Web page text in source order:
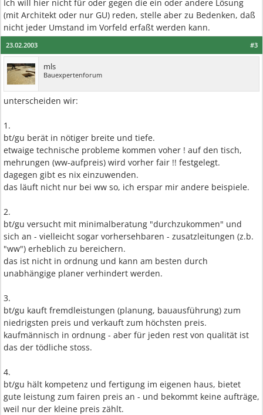
Ich will hier nicht für oder gegen die ein oder andere Lösung
(mit Architekt oder nur GU) reden, stelle aber zu Bedenken, daß
nicht jeder Umstand im Vorfeld erfaßt werden kann.
#3
23.02.2003
mls
Bauexpertenforum
unterscheiden wir:
1.
bt/gu berät in nötiger breite und tiefe.
etwaige technische probleme kommen voher ! auf den tisch,
mehrungen (ww-aufpreis) wird vorher fair !! festgelegt.
dagegen gibt es nix einzuwenden.
das läuft nicht nur bei ww so, ich erspar mir andere beispiele.
2.
bt/gu versucht mit minimalberatung "durchzukommen" und
sich an - vielleicht sogar vorhersehbaren - zusatzleitungen (z.b.
"ww") erheblich zu bereichern.
das ist nicht in ordnung und kann am besten durch
unabhängige planer verhindert werden.
3.
bt/gu kauft fremdleistungen (planung, bauausführung) zum
niedrigsten preis und verkauft zum höchsten preis.
kaufmännisch in ordnung - aber für jeden rest von qualität ist
das der tödliche stoss.
4.
bt/gu hält kompetenz und fertigung im eigenen haus, bietet
gute leistung zum fairen preis an - und bekommt keine aufträge,
weil nur der kleine preis zählt.